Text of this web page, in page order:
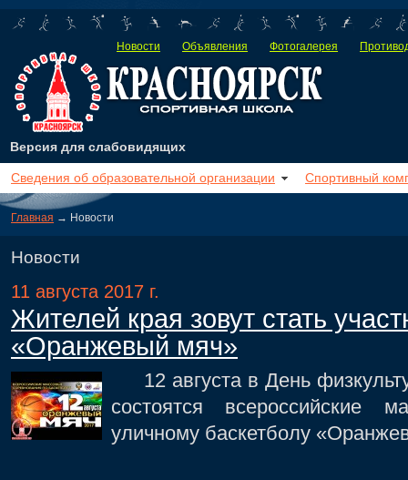
Новости Объявления Фотогалерея
Версия для слабовидящих
Сведения об образовательной организации Спортивный
Главная → Новости
Новости
11 августа 2017 г.
Жителей края зовут стать
«Оранжевый мяч»
12 августа в День
состоятся всероссийские
уличному баскетболу